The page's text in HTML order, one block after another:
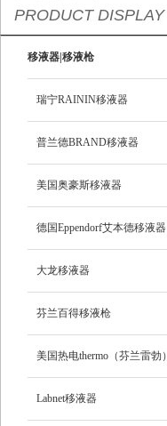
PRODUCT DISPLAY
移液器|移液枪
瑞宁RAININ移液器
普兰德BRAND移液器
美国奥豪斯移液器
德国Eppendorf艾本德移液器
大龙移液器
芬兰百得移液枪
美国热电thermo（芬兰雷勃）
Labnet移液器